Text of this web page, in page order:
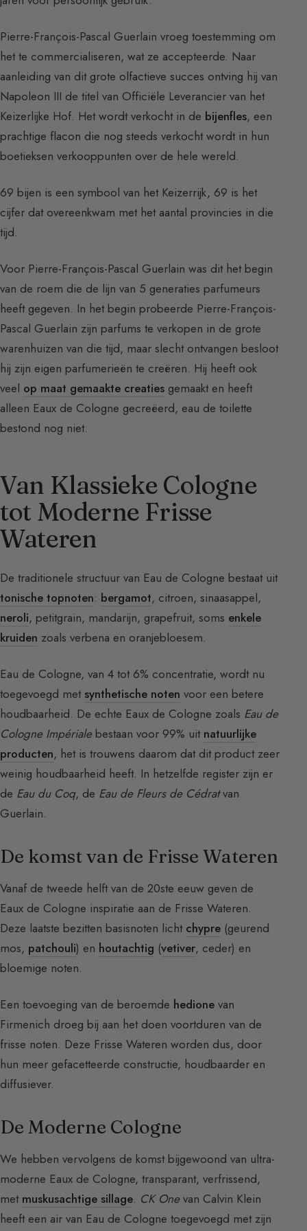
Pierre-François-Pascal Guerlain vroeg toestemming om
het te commercialiseren, wat ze accepteerde. Naar
aanleiding van dit grote olfactieve succes ontving hij van
Napoleon III de titel van Officiële Leverancier van het
Keizerlijke Hof. Het wordt verkocht in de bijenfles, een
prachtige flacon die nog steeds verkocht wordt in hun
boetieksen verkooppunten over de hele wereld.
69 bijen is een symbool van het Keizerrijk, 69 is het
cijfer dat overeenkwam met het aantal provincies in die
tijd.
Voor Pierre-François-Pascal Guerlain was dit het begin
van de roem die de lijn van 5 generaties parfumeurs
heeft gegeven. In het begin probeerde Pierre-François-
Pascal Guerlain zijn parfums te verkopen in de grote
warenhuizen van die tijd, maar slecht ontvangen besloot
hij zijn eigen parfumerieën te creëren. Hij heeft ook
veel op maat gemaakte creaties gemaakt en heeft
alleen Eaux de Cologne gecreëerd, eau de toilette
bestond nog niet.
Van Klassieke Cologne
tot Moderne Frisse
Wateren
De traditionele structuur van Eau de Cologne bestaat uit
tonische topnoten: bergamot, citroen, sinaasappel,
neroli, petitgrain, mandarijn, grapefruit, soms enkele
kruiden zoals verbena en oranjebloesem.
Eau de Cologne, van 4 tot 6% concentratie, wordt nu
toegevoegd met synthetische noten voor een betere
houdbaarheid. De echte Eaux de Cologne zoals Eau de
Cologne Impérialebestaan voor 99% uit natuurlijke
producten, het is trouwens daarom dat dit product zeer
weinig houdbaarheid heeft. In hetzelfde register zijn er
de Eau du Coq, de Eau de Fleurs de Cédratvan
Guerlain.
De komst van de Frisse Wateren
Vanaf de tweede helft van de 20ste eeuw geven de
Eaux de Cologne inspiratie aan de Frisse Wateren.
Deze laatste bezitten basisnoten licht chypre (geurend
mos, patchouli) en houtachtig (vetiver, ceder) en
bloemige noten.
Een toevoeging van de beroemde hedione van
Firmenich droeg bij aan het doen voortduren van de
frisse noten. Deze Frisse Wateren worden dus, door
hun meer gefacetteerde constructie, houdbaarder en
diffusiever.
De Moderne Cologne
We hebben vervolgens de komst bijgewoond van ultra-
moderne Eaux de Cologne, transparant, verfrissend,
met muskusachtige sillage. CK Onevan Calvin Klein
heeft een air van Eau de Cologne toegevoegd met zijn